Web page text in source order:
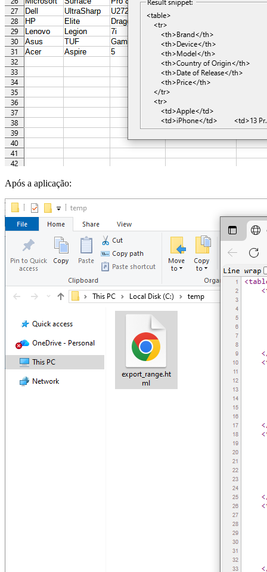
Após a aplicação: